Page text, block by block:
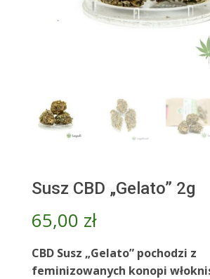
Susz CBD „Gelato” 2g
65,00 zł
CBD Susz „Gelato” pochodzi z
feminizowanych konopi